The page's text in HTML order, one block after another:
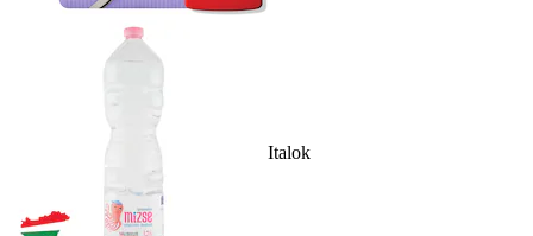
Italok